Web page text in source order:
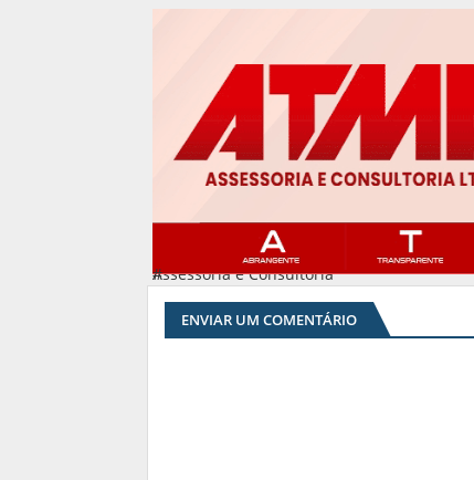
Assessoria e Consultoria
#
ENVIAR UM COMENTÁRIO